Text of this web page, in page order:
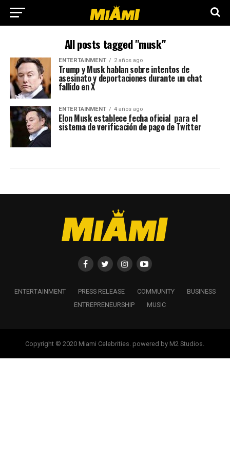
All posts tagged "musk"
ENTERTAINMENT 2 años ago
Trump y Musk hablan sobre intentos de
asesinato y deportaciones durante un chat
fallido en X
ENTERTAINMENT 4 años ago
Elon Musk establece fecha oficial para el
sistema de verificación de pago de Twitter
ENTERTAINMENT PRESS RELEASE COMMUNITY
BUSINESS
ENTREPRENEURSHIP
MUSIC
Copyright © 2020 Miami Celebrities. powered by M2 Studios.